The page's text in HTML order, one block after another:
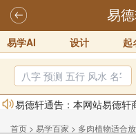
易
易学AI 设计 起
易德轩通告：本网站易德轩
易德轩易学ai，ai批八字紫
首页 > 易学百家 > 多肉植物适合